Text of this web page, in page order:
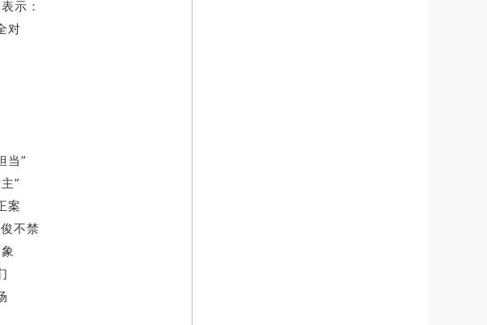
示：
对
当”
”
案
不禁